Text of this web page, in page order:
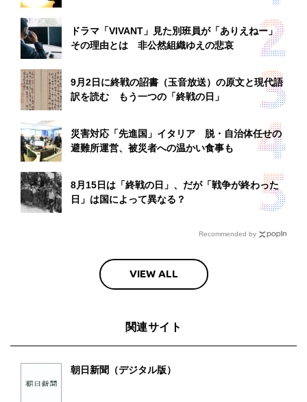
ドラマ「VIVANT」見た別班員が「ありえねー」
その理由とは 非公然組織ゆえの悲哀
9月2日に終戦の詔書（玉音放送）の原文と現代語
訳を読む もう一つの「終戦の日」
災害対応「先進国」イタリア 脱・自治体任せの
避難所運営、被災者への温かい食事も
8月15日は「終戦の日」、だが「戦争が終わった
日」は国によって異なる？
Recommended by
VIEW ALL
関連サイト
朝日新聞（デジタル版）